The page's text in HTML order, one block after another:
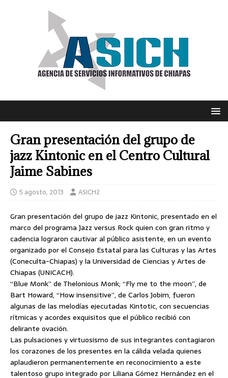
Gran presentación del grupo de
jazz Kintonic en el Centro Cultural
Jaime Sabines
5 agosto, 2013 ASICH2
Gran presentación del grupo de jazz Kintonic, presentado en el
marco del programa Jazz versus Rock quien con gran ritmo y
cadencia lograron cautivar al público asistente, en un evento
organizado por el Consejo Estatal para las Culturas y las Artes
(Coneculta-Chiapas) y la Universidad de Ciencias y Artes de
Chiapas (UNICACH).
“Blue Monk” de Thelonious Monk; “Fly me to the moon”,de
Bart Howard, “How insensitive”, de Carlos Jobim, fueron
algunas de las melodías ejecutadas Kintotic, con secuencias
rítmicas y acordes exquisitos que el público recibió con
delirante ovación.
Las pulsaciones y virtuosismo de sus integrantes contagiaron
los corazones de los presentes en la cálida velada quienes
aplaudieron permanentemente en reconocimiento a este
talentoso grupo integrado por Liliana Gómez Hernández en el